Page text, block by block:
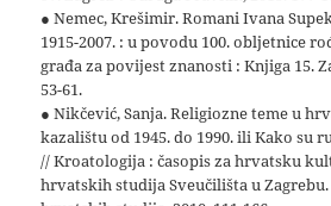
● Nemec, Krešimir. Romani Ivana
1915-2007. : u povodu 100. obljetnice
građa za povijest znanosti : Knjiga 15.
53-61.
● Nikčević, Sanja. Religiozne teme u
kazalištu od 1945. do 1990. ili Kako su
// Kroatologija : časopis za hrvatsku
hrvatskih studija Sveučilišta u